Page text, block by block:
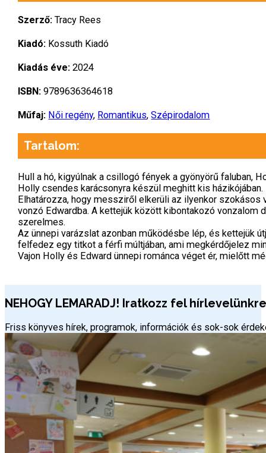
Szerző: Tracy Rees
Kiadó: Kossuth Kiadó
Kiadás éve: 2024
ISBN: 9789636364618
Műfaj: Női regény, Romantikus,Szépirodalom
Tartalom:
Hull a hó, kigyúlnak a csillogó fények a gyönyörű faluban,
Holly csendes karácsonyra készül meghitt kis házikójában.
Elhatározza, hogy messziről elkerüli az ilyenkor
vonzó Edwardba. A kettejük között kibontakozó vonzalom
szerelmes.
Az ünnepi varázslat azonban működésbe lép, és kettejük
felfedez egy titkot a férfi múltjában, ami megkérdőjelez
Vajon Holly és Edward ünnepi románca véget ér, mielőtt
NEHOGY LEMARADJ! Iratkozz fel
Friss könyves hírek, programok, információk és sok-sok